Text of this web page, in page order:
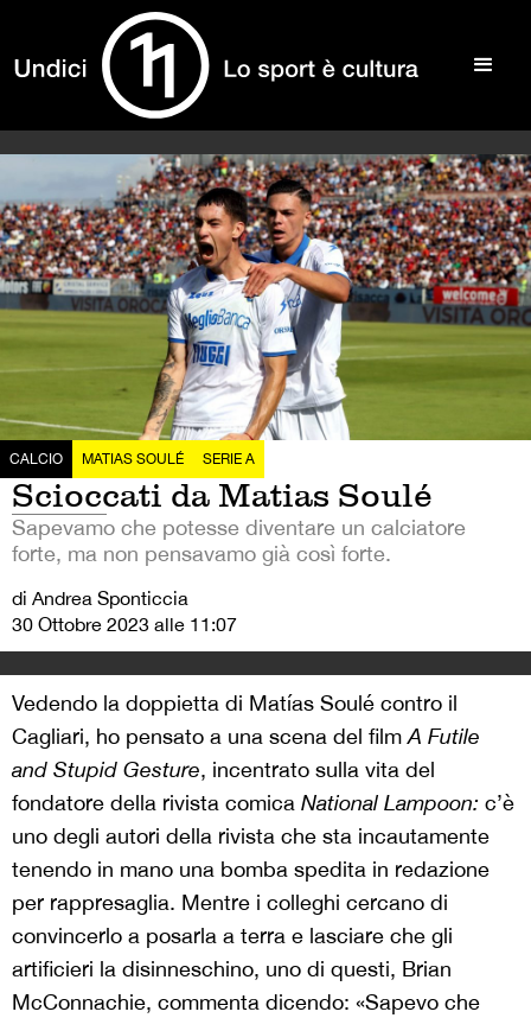
CALCIO MATIAS SOULÉ SERIE A
Scioccati da Matias Soulé
Sapevamo che potesse diventare un calciatore
forte, ma non pensavamo già così forte.
di Andrea Sponticcia
30 Ottobre 2023 alle 11:07
Vedendo la doppietta di Matías Soulé contro il
Cagliari, ho pensato a una scena del filmA Futile
and Stupid Gesture, incentrato sulla vita del
fondatore della rivista comica National Lampoon: c’è
uno degli autori della rivista che sta incautamente
tenendo in mano una bomba spedita in redazione
per rappresaglia. Mentre i colleghi cercano di
convincerlo a posarla a terra e lasciare che gli
artificieri la disinneschino, uno di questi, Brian
McConnachie, commenta dicendo: «Sapevo che